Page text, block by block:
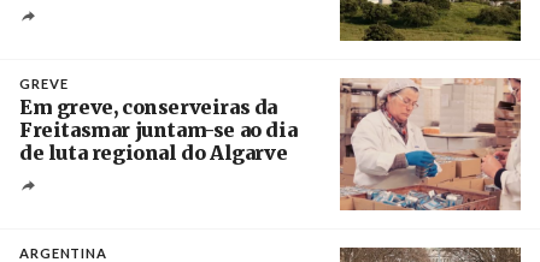
GREVE
Em greve, conserveiras da
Freitasmar juntam-se ao dia
de luta regional do Algarve
ARGENTINA